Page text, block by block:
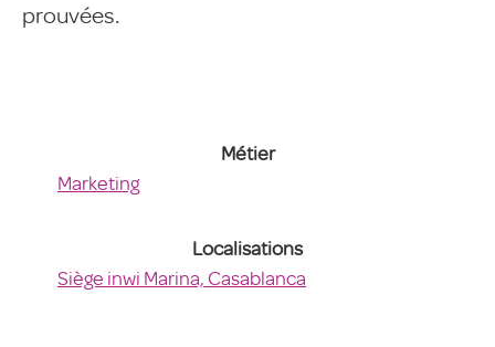
prouvées.
Métier
Marketing
Localisations
Siège inwi Marina, Casablanca